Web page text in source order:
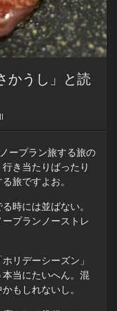
かうし」と読
ープラン旅する旅の
き当たりばったり
旅ですよお。
時には並ばない。
プランノーストレ
リデーシーズン」
当にたいへん。混
もしれないし。